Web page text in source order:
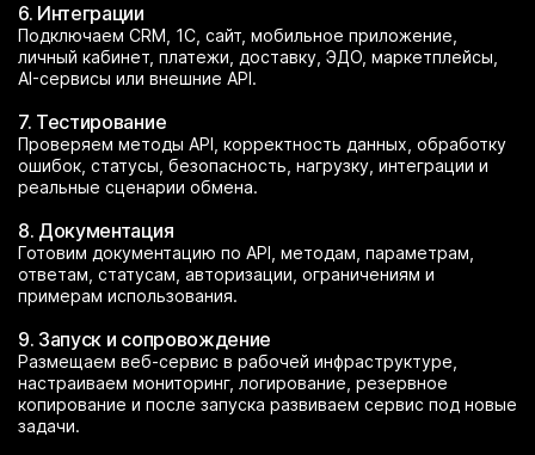
6. Интеграции
Подключаем CRM, 1С, сайт, мобильное приложение,
личный кабинет, платежи, доставку, ЭДО, маркетплейсы,
AI-сервисы или внешние API.
7. Тестирование
Проверяем методы API, корректность данных, обработку
ошибок, статусы, безопасность, нагрузку, интеграции и
реальные сценарии обмена.
8. Документация
Готовим документацию по API, методам, параметрам,
ответам, статусам, авторизации, ограничениям и
примерам использования.
9. Запуск и сопровождение
Размещаем веб-сервис в рабочей инфраструктуре,
настраиваем мониторинг, логирование, резервное
копирование и после запуска развиваем сервис под новые
задачи.